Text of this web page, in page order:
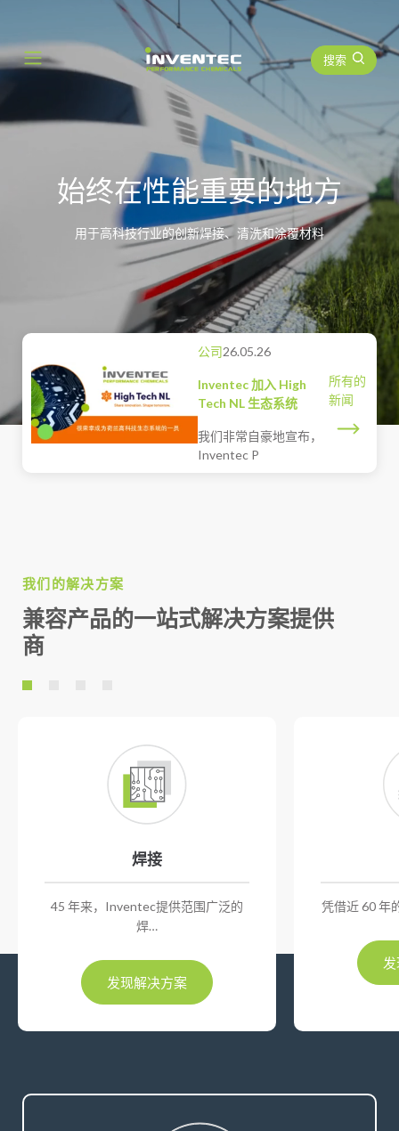
Main Navigation 搜索
始终在性能重要的地方
用于高科技行业的创新焊接、清洗和涂覆材料
公司26.05.26
Inventec 加入 High
Tech NL 生态系统
我们非常自豪地宣布，
Inventec P
所有的
新闻
我们的解决方案
兼容产品的一站式解决方案提供
商
焊接
45 年来，Inventec提供范围广泛的
焊…
发现解决方案
凭借近 60 年